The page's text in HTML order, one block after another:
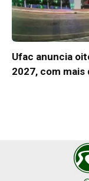
Ufac anuncia
2027, com mais